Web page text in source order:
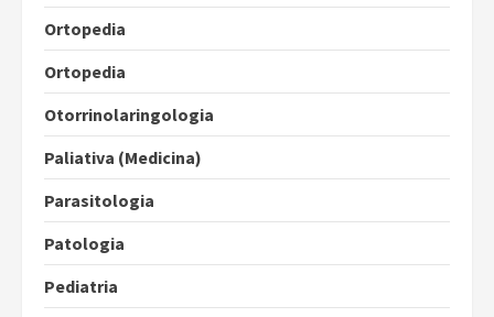
Ortopedia
Ortopedia
Otorrinolaringologia
Paliativa (Medicina)
Parasitologia
Patologia
Pediatria